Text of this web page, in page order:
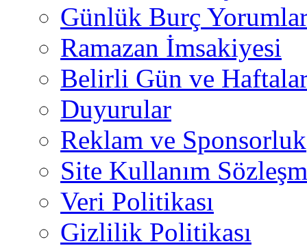
Günlük Burç
Ramazan İmsakiyesi
Belirli Gün ve
Duyurular
Reklam ve Sponsorluk
Site Kullanım
Veri Politikası
Gizlilik Politikası